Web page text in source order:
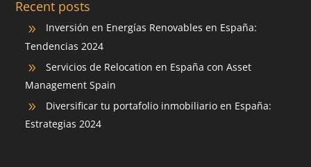
Recent posts
9
Inversión en Energías Renovables en España:
Tendencias 2024
9
Servicios de Relocation en España con Asset
Management Spain
9
Diversificar tu portafolio inmobiliario en España:
Estrategias 2024